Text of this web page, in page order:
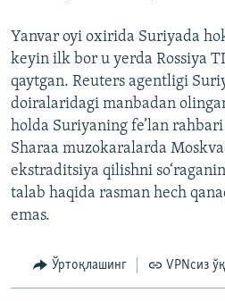
Yanvar oyi oxirida Suriyada
keyin ilk bor u yerda Rossiya
qaytgan. Reuters agentligi
doiralaridagi manbadan
holda Suriyaning fe’lan rahbari
Sharaa muzokaralarda
ekstraditsiya qilishni
talab haqida rasman hech
emas.
Ўртоқлашинг VPNсиз